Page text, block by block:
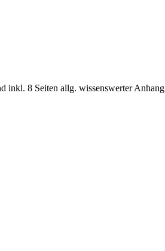
inkl. 8 Seiten allg. wissenswerter Anhang